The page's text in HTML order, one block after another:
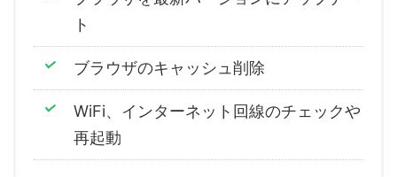
ト
ブラウザのキャッシュ削除
WiFi、インターネット回線のチェックや
再起動